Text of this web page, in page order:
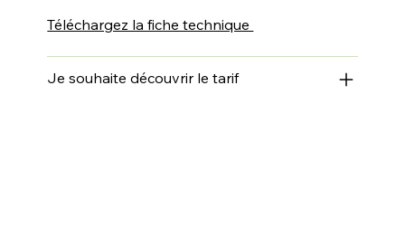
Téléchargez la fiche technique
Je souhaite découvrir le tarif